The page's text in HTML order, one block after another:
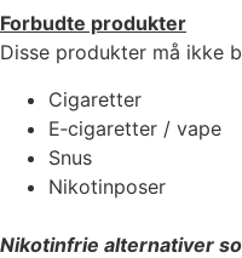
Forbudte produkter
Disse produkter må ikke
Cigaretter
E‑cigaretter / vape
Snus
Nikotinposer
Nikotinfrie alternativer